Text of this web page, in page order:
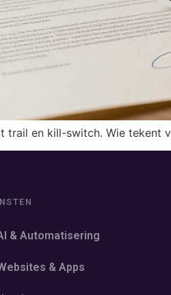
en kill-switch. Wie tekent
& Automatisering
& Apps